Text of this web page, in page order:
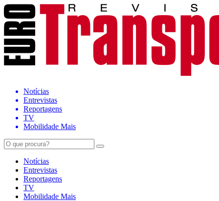
Notícias
Entrevistas
Reportagens
TV
Mobilidade Mais
Notícias
Entrevistas
Reportagens
TV
Mobilidade Mais